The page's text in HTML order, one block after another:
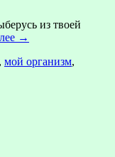
из твоей
→
мой организм,